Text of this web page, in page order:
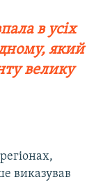
в усіх
який
велику
виказував